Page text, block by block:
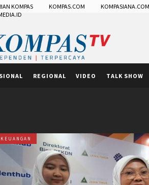
KOMPAS KOMPAS.COM KOMPASIANA.COM
REGIONAL VIDEO TALK SHOW
KEUANGAN